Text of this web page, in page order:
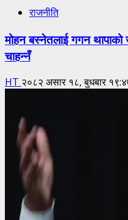
राजनीति
मोहन बस्नेतलाई गगन थापाको
चाहन्नँ
HT २०८२ असार १८, बुधबार